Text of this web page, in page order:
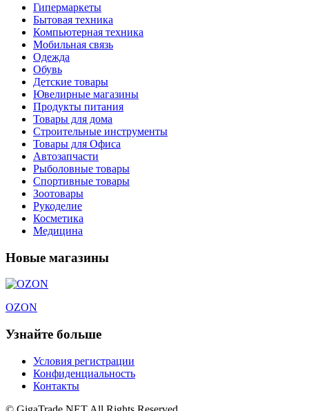
Гипермаркеты
Бытовая техника
Компьютерная техника
Мобильная связь
Одежда
Обувь
Детские товары
Ювелирные магазины
Продукты питания
Товары для дома
Строительные инструменты
Товары для Офиса
Автозапчасти
Рыболовные товары
Спортивные товары
Зоотовары
Рукоделие
Косметика
Медицина
Новые магазины
OZON
Узнайте больше
Условия регистрации
Конфиденциальность
Контакты